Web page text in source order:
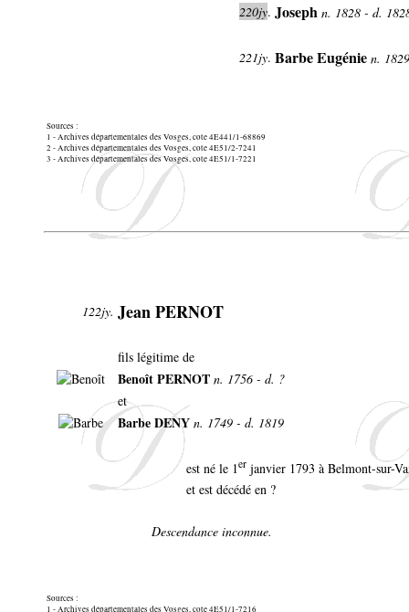
220jy. Joseph n. 1828 - d.
221jy. Barbe Eugénie n.
Sources :
1 - Archives départementales des Vosges, cote 4E441/1-68869
2 - Archives départementales des Vosges, cote 4E51/2-7241
3 - Archives départementales des Vosges, cote 4E51/1-7221
122jy. Jean PERNOT
fils légitime de
Benoît PERNOT n. 1756 - d. ?
et
Barbe DENY n. 1749 - d. 1819
est né le 1er janvier 1793 à Belmont-sur-
et est décédé en ?
Descendance inconnue.
Sources :
1 - Archives départementales des Vosges, cote 4E51/1-7216